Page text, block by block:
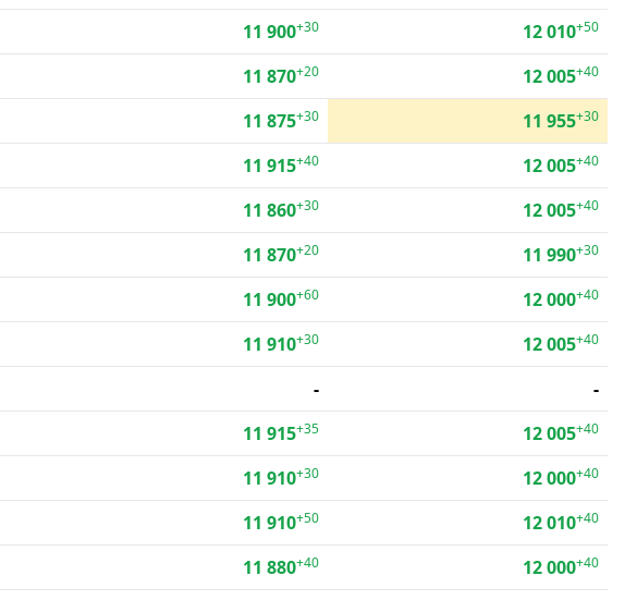
11 900+30 12 010+50
11 870+20 12 005+40
11 875+30 11 955+30
11 915+40 12 005+40
11 860+30 12 005+40
11 870+20 11 990+30
11 900+60 12 000+40
11 910+30 12 005+40
-
-
11 915+35 12 005+40
11 910+30 12 000+40
11 910+50 12 010+40
11 880+40 12 000+40